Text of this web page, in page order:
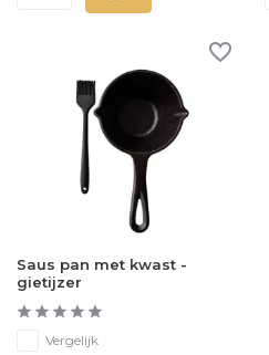
Saus pan met kwast -
gietijzer
Vergelijk